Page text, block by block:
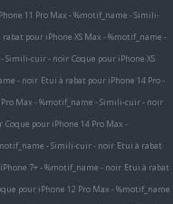
11 Pro Max - %motif_name - Simili-
rabat pour iPhone XS Max - %motif_name -
- Simili-cuir - noir Coque pour iPhone XS
- noir Etui à rabat pour iPhone 14 Pro -
Max - %motif_name - Simili-cuir - noir
Coque pour iPhone 14 Pro Max -
- Simili-cuir - noir Etui à rabat
7+ - %motif_name - noir Etui à rabat
pour iPhone 12 Pro Max - %motif_name